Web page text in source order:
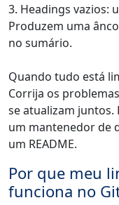
3. Headings vazios:
Produzem uma
no sumário.
Quando tudo está
Corrija os
se atualizam juntos.
um mantenedor de
um README.
Por que meu
funciona no